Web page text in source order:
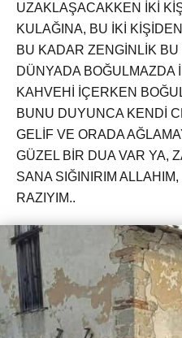
UZAKLAŞACAKKEN İKİ
KULAĞINA, BU İKİ
BU KADAR ZENGİNLİK
DÜNYADA BOĞULMAZDA
KAHVEHİ İÇERKEN
BUNU DUYUNCA KENDİ
GELİF VE ORADA
GÜZEL BİR DUA VAR YA,
SANA SIĞINIRIM
RAZIYIM..